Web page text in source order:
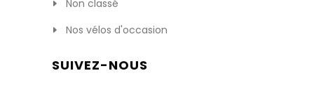
Non classé
Nos vélos d'occasion
SUIVEZ-NOUS